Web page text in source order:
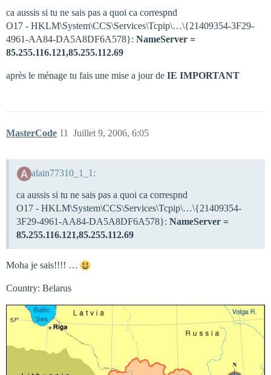
ca aussis si tu ne sais pas a quoi ca correspnd
O17 - HKLM\System\CCS\Services\Tcpip\…\{21409354-3F29-
4961-AA84-DA5A8DF6A578}: NameServer =
85.255.116.121,85.255.112.69
après le ménage tu fais une mise a jour de IE IMPORTANT
MasterCode Juillet 9, 2006, 6:05
11
alain77310_1_1:
ca aussis si tu ne sais pas a quoi ca correspnd
O17 - HKLM\System\CCS\Services\Tcpip\…\{21409354-
3F29-4961-AA84-DA5A8DF6A578}: NameServer =
85.255.116.121,85.255.112.69
Moha je sais!!!! …
Country: Belarus